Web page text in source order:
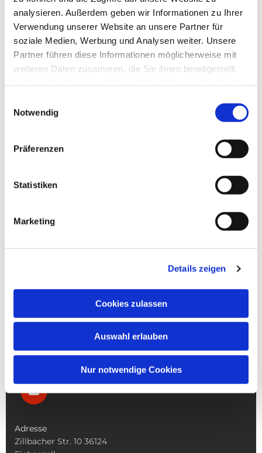
analysieren. Außerdem geben wir Informationen zu Ihrer
Verwendung unserer Website an unsere Partner für
soziale Medien, Werbung und Analysen weiter. Unsere
Partner führen diese Informationen möglicherweise mit
weiteren Daten zusammen, die Sie ihnen bereitgestellt
Notwendig
Präferenzen
Statistiken
Marketing
Details zeigen
Cookies zulassen
Auswahl erlauben
Nur notwendige Cookies
Was Tun Wenn
Adresse
Zillbacher Str. 10 36124